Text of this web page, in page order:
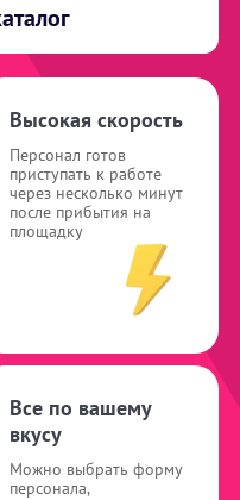
Высокая скорость
Персонал готов
приступать к работе
через несколько минут
после прибытия на
площадку
Все по вашему
вкусу
Можно выбрать форму
персонала,